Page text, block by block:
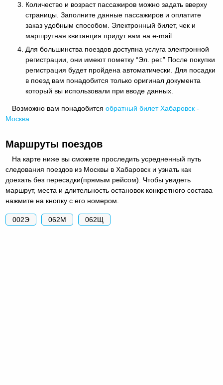
Количество и возраст пассажиров можно задать вверху
страницы. Заполните данные пассажиров и оплатите
заказ удобным способом. Электронный билет, чек и
маршрутная квитанция придут вам на e-mail.
Для большинства поездов доступна услуга электронной
регистрации, они имеют пометку “Эл. рег.” После покупки
регистрация будет пройдена автоматически. Для посадки
в поезд вам понадобится только оригинал документа
который вы использовали при вводе данных.
Возможно вам понадобитсяобратный билет Хабаровск -
Москва
Маршруты поездов
На карте ниже вы сможете проследить усредненный путь
следования поездов из Москвы в Хабаровск и узнать как
доехать без пересадки(прямым рейсом). Чтобы увидеть
маршрут, места и длительность остановок конкретного состава
нажмите на кнопку с его номером.
002Э 062М 062Щ